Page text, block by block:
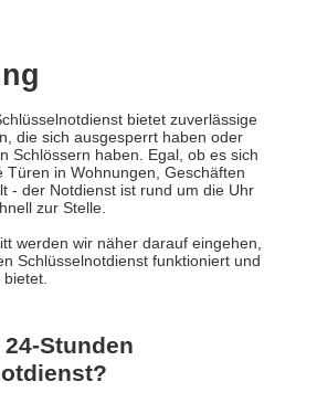
bietet zuverlässige
die sich ausgesperrt haben oder
Schlössern haben. Egal, ob es sich
Türen in Wohnungen, Geschäften
- der Notdienst ist rund um die Uhr
zur Stelle.
werden wir näher darauf eingehen,
Schlüsselnotdienst funktioniert und
bietet.
Stunden